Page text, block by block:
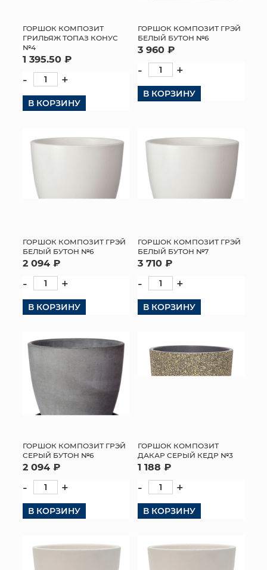
ГОРШОК КОМПОЗИТ
ГРИЛЬЯЖ ТОПАЗ КОНУС
№4
1 395.50 ₽
- +
В КОРЗИНУ
ГОРШОК КОМПОЗИТ ГРЭЙ
БЕЛЫЙ БУТОН №6
3 960 ₽
- +
В КОРЗИНУ
ГОРШОК КОМПОЗИТ ГРЭЙ
БЕЛЫЙ БУТОН №6
2 094 ₽
- +
В КОРЗИНУ
ГОРШОК КОМПОЗИТ ГРЭЙ
БЕЛЫЙ БУТОН №7
3 710 ₽
- +
В КОРЗИНУ
ГОРШОК КОМПОЗИТ ГРЭЙ
СЕРЫЙ БУТОН №6
2 094 ₽
- +
В КОРЗИНУ
ГОРШОК КОМПОЗИТ
ДАКАР СЕРЫЙ КЕДР №3
1 188 ₽
- +
В КОРЗИНУ